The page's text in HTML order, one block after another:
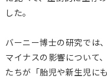
した。
バーニー博士の研究では
マイナスの影響について
たちが「胎児や新生児に